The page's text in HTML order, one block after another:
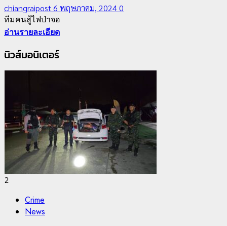
chiangraipost 6 พฤษภาคม, 20240
ทีมคนสู้ไฟป่าจอ
อ่านรายละเอียด
นิวส์มอนิเตอร์
เลขาธิการ ป.ป.ส. ชื่นชมโรงเรียนเทศบาล 7 ฝั่งหมิ่น
ต้นแบบพัฒนา EF สร้างภูมิคุ้มกันยาเสพติด
22 กรกฎาคม, 2026
2
Crime
News